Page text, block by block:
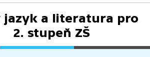
jazyk a literatura pro
2. stupeň ZŠ